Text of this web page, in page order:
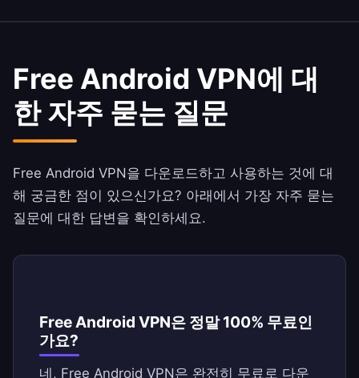
Free Android VPN에 대
한 자주 묻는 질문
Free Android VPN을 다운로드하고 사용하는 것에 대
해 궁금한 점이 있으신가요? 아래에서 가장 자주 묻는
질문에 대한 답변을 확인하세요.
Free Android VPN은 정말 100% 무료인
가요?
네, Free Android VPN은 완전히 무료로 다운